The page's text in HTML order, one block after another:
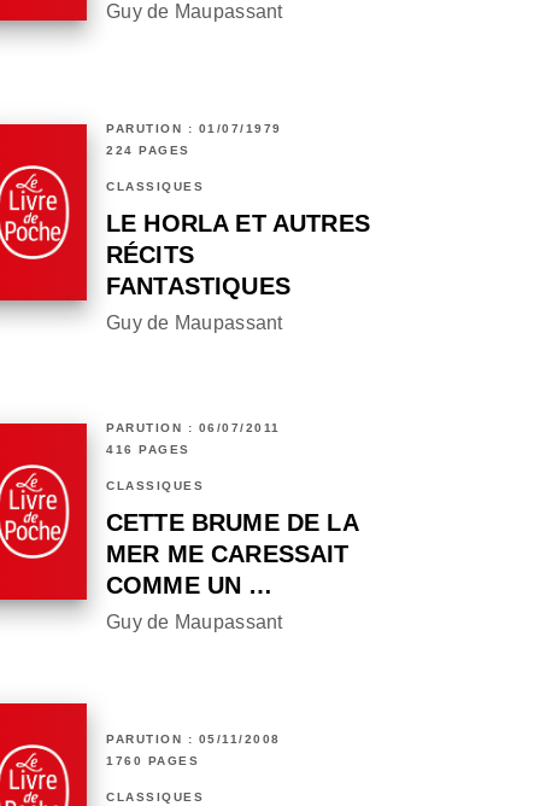
Guy de Maupassant
PARUTION : 01/07/1979
224 PAGES
CLASSIQUES
LE HORLA ET AUTRES
RÉCITS
FANTASTIQUES
Guy de Maupassant
PARUTION : 06/07/2011
416 PAGES
CLASSIQUES
CETTE BRUME DE LA
MER ME CARESSAIT
COMME UN …
Guy de Maupassant
PARUTION : 05/11/2008
1760 PAGES
CLASSIQUES